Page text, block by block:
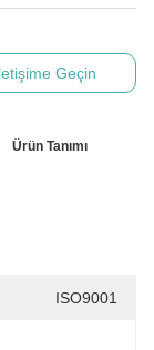
Geçin
Ürün Tanımı
ISO9001